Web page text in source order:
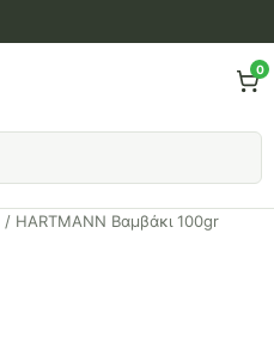
0
/ HARTMANN Bαμβάκι 100gr